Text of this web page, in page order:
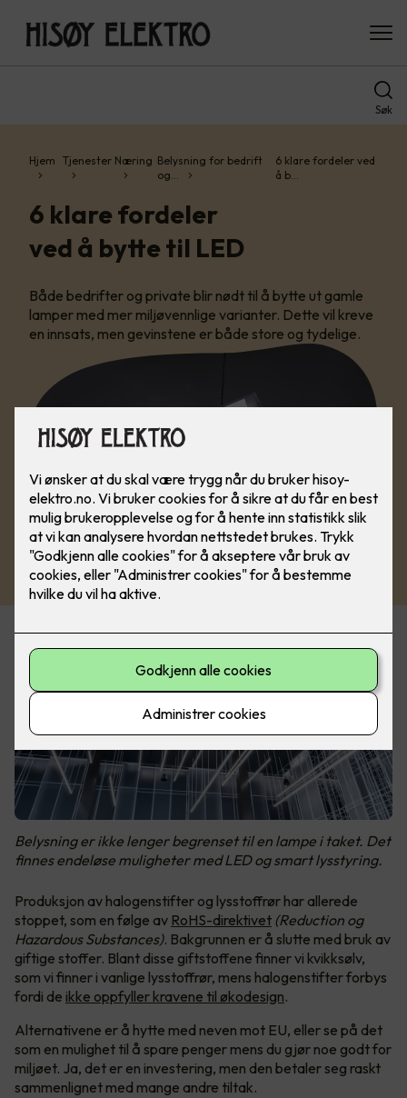
Søk
Hjem Tjenester Næring Belysning for bedrift
og…
6 klare fordeler ved
å b…
6 klare fordeler
ved å bytte til LED
Både bedrifter og private blir nødt til å bytte ut gamle
lamper med mer miljøvennlige varianter. Dette vil kreve
en innsats, men gevinstene er både store og tydelige.
Belysning er ikke lenger begrenset til en lampe i taket. Det
finnes endeløse muligheter med LED og smart lysstyring.
Produksjon av halogenstifter og lysstoffrør har allerede
stoppet, som en følge av RoHS-direktivet (Reduction og
Hazardous Substances). Bakgrunnen er å slutte med bruk av
giftige stoffer. Blant disse giftstoffene finner vi kvikksølv,
som vi finner i vanlige lysstoffrør, mens halogenstifter forbys
fordi de ikke oppfyller kravene til økodesign.
Alternativene er å hytte med neven mot EU, eller se på det
som en mulighet til å spare penger mens du gjør noe godt for
miljøet. Ja, det er en investering, men den betaler seg raskt
sammenlignet med mange andre tiltak.